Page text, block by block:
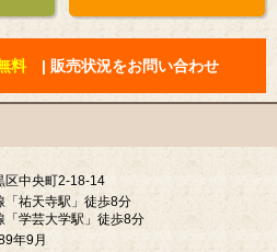
料 | 販売状況をお問い合わせ
区中央町2-18-14
「祐天寺駅」徒歩8分
「学芸大学駅」徒歩8分
年9月